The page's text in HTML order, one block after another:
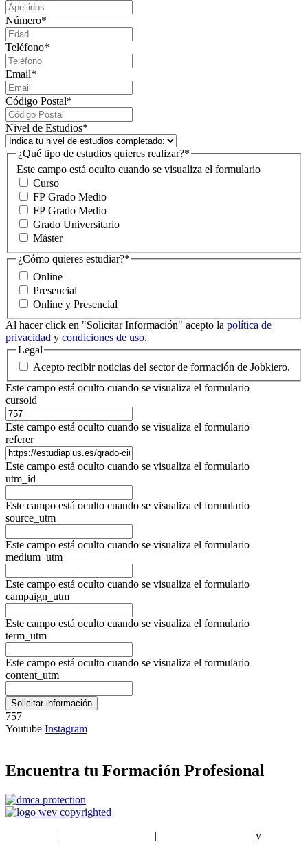
Número*
Teléfono*
Email*
Código Postal*
Nivel de Estudios*
Este campo está oculto cuando se visualiza el formulario
¿Qué tipo de estudios quieres realizar?*
Curso
FP Grado Medio
FP Grado Medio
Grado Universitario
Máster
¿Cómo quieres estudiar?*
Online
Presencial
Online y Presencial
Al hacer click en "Solicitar Información" acepto la política de
privacidad y condiciones de uso.
Legal
Acepto recibir noticias del sector de formación de Jobkiero.
Este campo está oculto cuando se visualiza el formulario
cursoid
Este campo está oculto cuando se visualiza el formulario
referer
Este campo está oculto cuando se visualiza el formulario
utm_id
Este campo está oculto cuando se visualiza el formulario
source_utm
Este campo está oculto cuando se visualiza el formulario
medium_utm
Este campo está oculto cuando se visualiza el formulario
campaign_utm
Este campo está oculto cuando se visualiza el formulario
term_utm
Este campo está oculto cuando se visualiza el formulario
content_utm
757
Youtube Instagram
Encuentra tu Formación Profesional
| | y